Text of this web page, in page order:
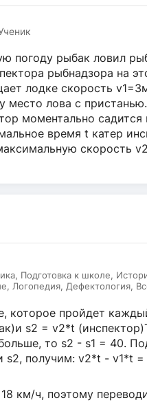
погоду рыбак ловил
рыбнадзора на
лодке скорость
место лова с
моментально
время t катер
скорость
Подготовка к школе,
Логопедия, Дефектология,
которое пройдет
s2 = v2*t
то s2 - s1 = 40.
s2, получим: v2*t -
км/ч, поэтому